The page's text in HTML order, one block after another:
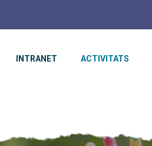
INTRANET ACTIVITATS